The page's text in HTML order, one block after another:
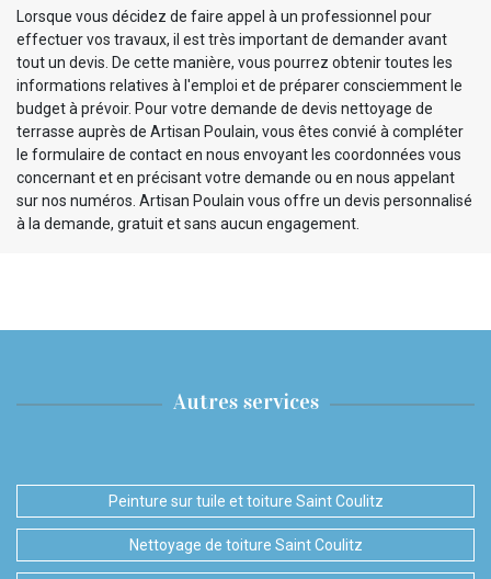
Lorsque vous décidez de faire appel à un professionnel pour
effectuer vos travaux, il est très important de demander avant
tout un devis. De cette manière, vous pourrez obtenir toutes les
informations relatives à l'emploi et de préparer consciemment le
budget à prévoir. Pour votre demande de devis nettoyage de
terrasse auprès de Artisan Poulain, vous êtes convié à compléter
le formulaire de contact en nous envoyant les coordonnées vous
concernant et en précisant votre demande ou en nous appelant
sur nos numéros. Artisan Poulain vous offre un devis personnalisé
à la demande, gratuit et sans aucun engagement.
Autres services
Peinture sur tuile et toiture Saint Coulitz
Nettoyage de toiture Saint Coulitz